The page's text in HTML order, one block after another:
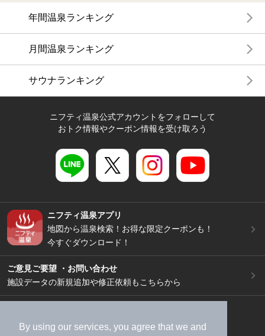
By using our services, you agree that we and
年間温泉ランキング
月間温泉ランキング
サウナランキング
ニフティ温泉公式アカウントをフォローして
おトク情報やクーポン情報を受け取ろう
ニフティ温泉アプリ
地図から温泉検索！お得な限定クーポンも！
今すぐダウンロード！
ご意見ご要望 ・お問い合わせ
施設データの新規追加や修正依頼もこちらから
加盟店募集（資料請求）
広告出稿のご案内